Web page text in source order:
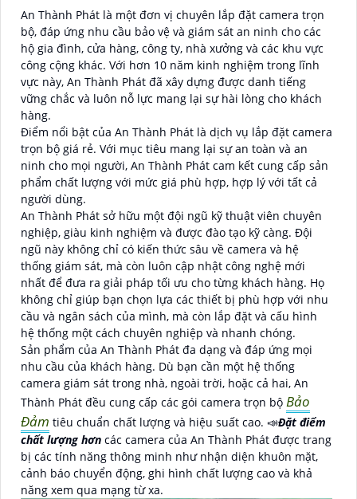
An Thành Phát là một đơn vị chuyên lắp đặt camera trọn
bộ, đáp ứng nhu cầu bảo vệ và giám sát an ninh cho các
hộ gia đình, cửa hàng, công ty, nhà xưởng và các khu vực
công cộng khác. Với hơn 10 năm kinh nghiệm trong lĩnh
vực này, An Thành Phát đã xây dựng được danh tiếng
vững chắc và luôn nỗ lực mang lại sự hài lòng cho khách
hàng.
Điểm nổi bật của An Thành Phát là dịch vụ lắp đặt camera
trọn bộ giá rẻ. Với mục tiêu mang lại sự an toàn và an
ninh cho mọi người, An Thành Phát cam kết cung cấp sản
phẩm chất lượng với mức giá phù hợp, hợp lý với tất cả
người dùng.
An Thành Phát sở hữu một đội ngũ kỹ thuật viên chuyên
nghiệp, giàu kinh nghiệm và được đào tạo kỹ càng. Đội
ngũ này không chỉ có kiến thức sâu về camera và hệ
thống giám sát, mà còn luôn cập nhật công nghệ mới
nhất để đưa ra giải pháp tối ưu cho từng khách hàng. Họ
không chỉ giúp bạn chọn lựa các thiết bị phù hợp với nhu
cầu và ngân sách của mình, mà còn lắp đặt và cấu hình
hệ thống một cách chuyên nghiệp và nhanh chóng.
Sản phẩm của An Thành Phát đa dạng và đáp ứng mọi
nhu cầu của khách hàng. Dù bạn cần một hệ thống
camera giám sát trong nhà, ngoài trời, hoặc cả hai, An
Thành Phát đều cung cấp các gói camera trọn bộ Bảo
Đảm tiêu chuẩn chất lượng và hiệu suất cao. 📣Đặt điểm
chất lượng hơn các camera của An Thành Phát được trang
bị các tính năng thông minh như nhận diện khuôn mặt,
cảnh báo chuyển động, ghi hình chất lượng cao và khả
năng xem qua mạng từ xa.